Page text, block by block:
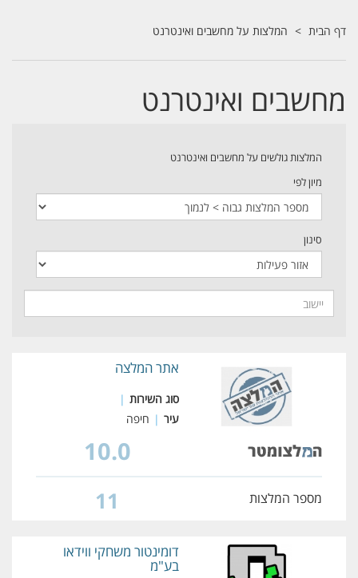
דף הבית המלצות על מחשבים ואינטרנט
מחשבים ואינטרנט
המלצות גולשים על מחשבים ואינטרנט
מיון לפי
סינון
אתר המלצה
סוג השירות |
עיר | חיפה
10.0
מספר המלצות 11
דומינטור משחקי ווידאו
בע"מ